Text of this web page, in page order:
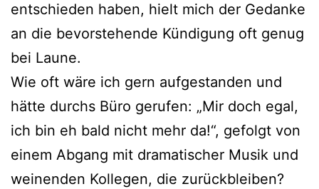
entschieden haben, hielt mich der Gedanke
an die bevorstehende Kündigung oft genug
bei Laune.
Wie oft wäre ich gern aufgestanden und
hätte durchs Büro gerufen: „Mir doch egal,
ich bin eh bald nicht mehr da!“, gefolgt von
einem Abgang mit dramatischer Musik und
weinenden Kollegen, die zurückbleiben?